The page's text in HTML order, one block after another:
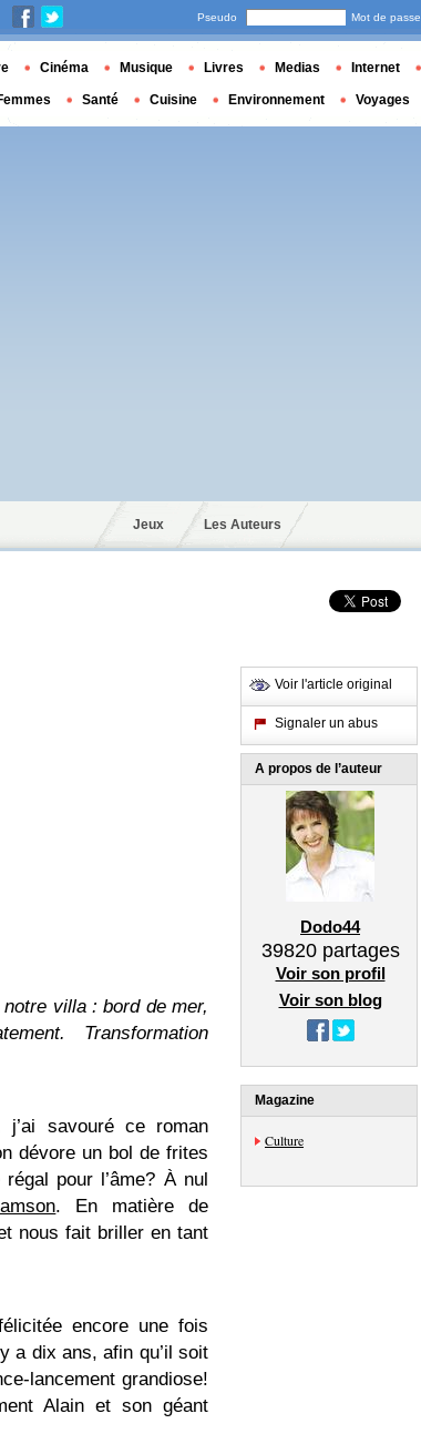
Jeux Les Auteurs
villa : bord de mer,
Transformation
savouré ce roman
dévore un bol de frites
pour l’âme? À nul
. En matière de
nous fait briller en tant
encore une fois
a dix ans, afin qu’il soit
lancement grandiose!
Alain et son géant
Voir l'article original
Signaler un abus
A propos de l’auteur
Dodo44
39820partages
Voir son profil
Voir son blog
Magazine
Culture
Pseudo Mot de passe
Cinéma Musique Livres Medias Internet
Santé Cuisine Environnement Voyages